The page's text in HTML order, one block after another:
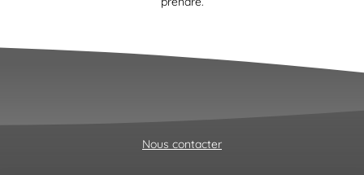
Nous contacter